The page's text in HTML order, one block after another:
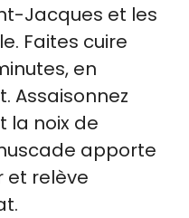
Jacques et les
Faites cuire
en
Assaisonnez
la noix de
apporte
et relève